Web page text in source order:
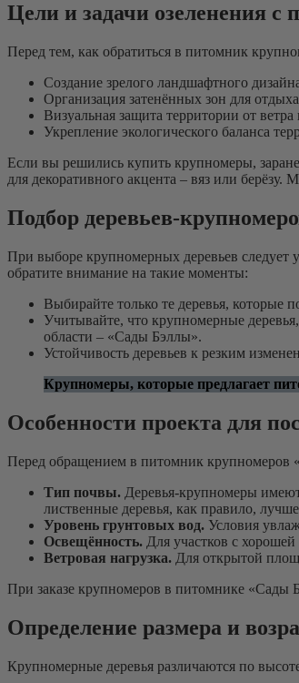
Цели и задачи озеленения
Перед тем, как обратиться в питомник
Создание зрелого ландшафтного
Организация затенённых зон для
Визуальная защита территории от
Укрепление экологического баланса
Если вы решились купить крупномеры,
для декоративного акцента – вяз или
Подбор деревьев-
При выборе крупномерных деревьев следует
обратите внимание на такие моменты:
Выбирайте только те деревья, которые
Учитывайте, что крупномерные
области – «Сады Бэллы».
Устойчивость деревьев к резким
Крупномеры, которые предлагает
Особенности проекта для
Перед обращением в питомник крупномеров
Тип почвы. Деревья-крупномеры
лиственные деревья, как правило,
Уровень грунтовых вод. Условия
Освещённость. Для участков с
Ветровая нагрузка. Для открытой
При заказе крупномеров в питомнике «Сады
Определение размера и
Крупномерные деревья различаются по